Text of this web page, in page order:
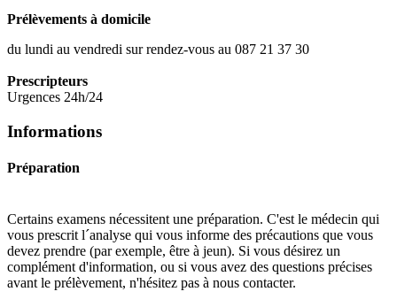
Prélèvem​ents à domicile
du lundi au vendredi sur rendez-vous au 087 21 37 30
Prescripteurs
Urgences 24h/24
Informations
Préparation
Certains examens nécessitent une préparation. C'est le médecin qui
vous prescrit l´analyse qui vous informe des précautions que vous
devez prendre (par exemple, être à jeun). Si vous désirez un
complément d'information, ou si vous avez des questions précises
avant le prélèvement, n'hésitez pas à nous contacter.